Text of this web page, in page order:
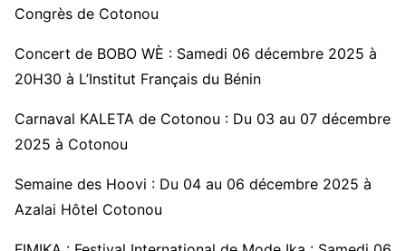
Congrès de Cotonou
Concert de BOBO WÈ : Samedi 06 décembre 2025 à
20H30 à L’Institut Français du Bénin
Carnaval KALETA de Cotonou : Du 03 au 07 décembre
2025 à Cotonou
Semaine des Hoovi : Du 04 au 06 décembre 2025 à
Azalai Hôtel Cotonou